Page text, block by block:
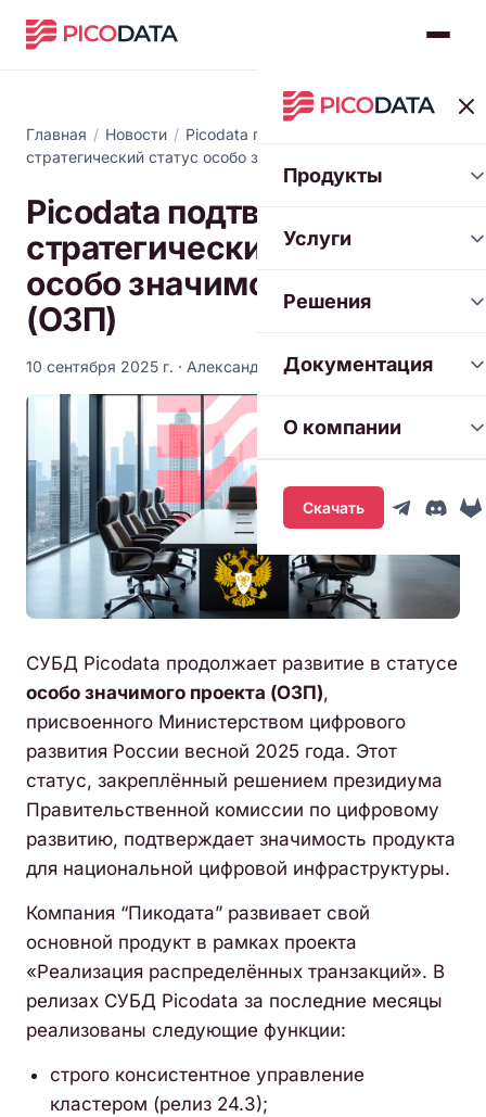
Продукты
Услуги
Решения
Документация
О компании
Скачать
Главная / Новости / Picodata подтверждает
стратегический статус особо значимого проекта (ОЗП)
Picodata подтверждает
стратегический статус
особо значимого проекта
(ОЗП)
10 сентября 2025 г. · Александр Толстой
СУБД Picodata продолжает развитие в статусе
особо значимого проекта (ОЗП),
присвоенного Министерством цифрового
развития России весной 2025 года. Этот
статус, закреплённый решением президиума
Правительственной комиссии по цифровому
развитию, подтверждает значимость продукта
для национальной цифровой инфраструктуры.
Компания “Пикодата” развивает свой
основной продукт в рамках проекта
«Реализация распределённых транзакций». В
релизах СУБД Picodata за последние месяцы
реализованы следующие функции:
строго консистентное управление
кластером (релиз 24.3);